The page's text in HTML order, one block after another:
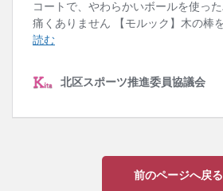
前のページへ戻る